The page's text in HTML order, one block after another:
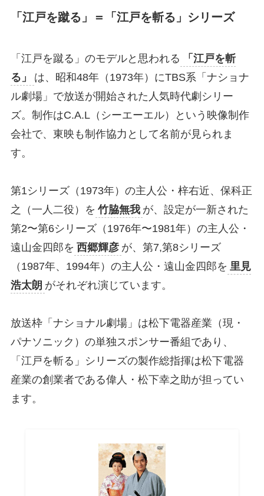
「江戸を蹴る」＝「江戸を斬る」シリーズ
「江戸を蹴る」のモデルと思われる
「江戸を斬
る」
は、昭和48年（1973年）にTBS系「ナショナ
ル劇場」で放送が開始された人気時代劇シリー
ズ。制作はC.A.L（シーエーエル）という映像制作
会社で、東映も制作協力として名前が見られま
す。
第1シリーズ（1973年）の主人公・梓右近、保科正
之（一人二役）を 竹脇無我 が、設定が一新された
第2〜第6シリーズ（1976年〜1981年）の主人公・
遠山金四郎を 西郷輝彦 が、第7,第8シリーズ
（1987年、1994年）の主人公・遠山金四郎を 里見
浩太朗 がそれぞれ演じています。
放送枠「ナショナル劇場」は松下電器産業（現・
パナソニック）の単独スポンサー番組であり、
「江戸を斬る」シリーズの製作総指揮は松下電器
産業の創業者である偉人・松下幸之助が担ってい
ます。